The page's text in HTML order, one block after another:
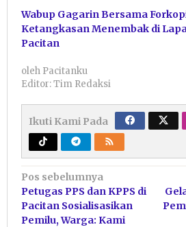
Wabup Gagarin Bersama
Ketangkasan Menembak di
Pacitan
oleh Pacitanku
Editor: Tim Redaksi
Ikuti Kami Pada
Navigasi
pos
Pos sebelumnya
Petugas PPS dan KPPS di
Pacitan Sosialisasikan
Pemilu, Warga: Kami